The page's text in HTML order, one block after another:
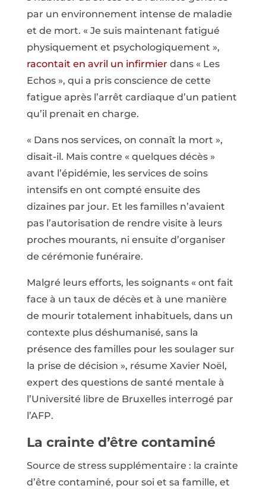
par un environnement intense de maladie
et de mort. « Je suis maintenant fatigué
physiquement et psychologiquement »,
racontait en avril un infirmier dans « Les
Echos », qui a pris conscience de cette
fatigue après l’arrêt cardiaque d’un patient
qu’il prenait en charge.
« Dans nos services, on connaît la mort »,
disait-il. Mais contre « quelques décès »
avant l’épidémie, les services de soins
intensifs en ont compté ensuite des
dizaines par jour. Et les familles n’avaient
pas l’autorisation de rendre visite à leurs
proches mourants, ni ensuite d’organiser
de cérémonie funéraire.
Malgré leurs efforts, les soignants « ont fait
face à un taux de décès et à une manière
de mourir totalement inhabituels, dans un
contexte plus déshumanisé, sans la
présence des familles pour les soulager sur
la prise de décision », résume Xavier Noël,
expert des questions de santé mentale à
l’Université libre de Bruxelles interrogé par
l’AFP.
La crainte d’être contaminé
Source de stress supplémentaire : la crainte
d’être contaminé, pour soi et sa famille, et